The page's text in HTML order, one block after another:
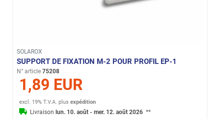
SOLAROX
SUPPORT DE FIXATION M-2 POUR PROFIL EP-1
N° article 75208
1,89 EUR
excl. 19% T.V.A. plusexpédition
Livraison lun. 10. août - mer. 12. août 2026 **